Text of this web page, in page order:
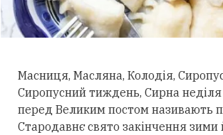
Масниця, Масляна, Колодія,
Сиропусний тиждень, Сирна
перед Великим постом називають
Стародавнє свято закінчення зими